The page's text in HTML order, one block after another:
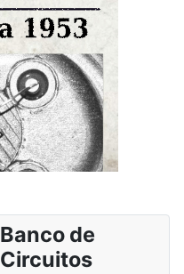
Banco de
Circuitos